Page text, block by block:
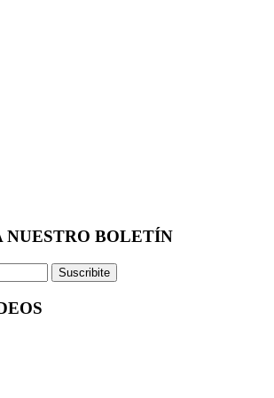
NUESTRO BOLETÍN
Suscribite